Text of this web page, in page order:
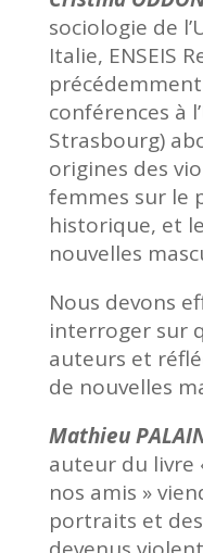
sociologie de
Italie, ENSEIS
conférences à
Strasbourg)
origines des
femmes sur le
historique, et
nouvelles
Nous devons
interroger sur
auteurs et
de nouvelles
Mathieu
auteur du livre
nos amis »
portraits et